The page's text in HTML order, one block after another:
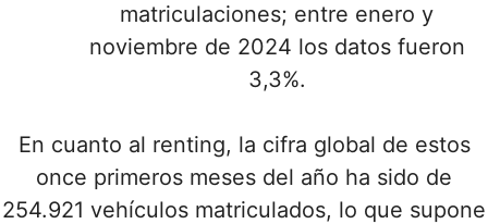
matriculaciones; entre enero y
noviembre de 2024 los datos fueron
3,3%.
En cuanto al renting, la cifra global de estos
once primeros meses del año ha sido de
254.921 vehículos matriculados, lo que supone